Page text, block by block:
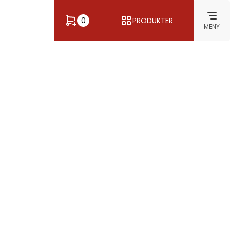
0 PRODUKTER
MENY